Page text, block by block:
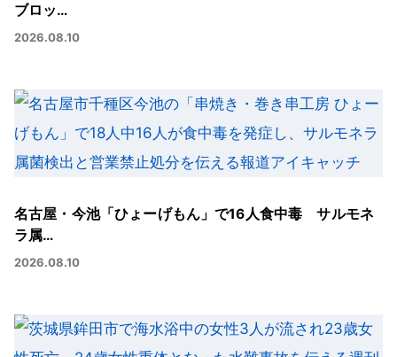
ブロッ…
2026.08.10
名古屋・今池「ひょーげもん」で16人食中毒 サルモネ
ラ属…
2026.08.10